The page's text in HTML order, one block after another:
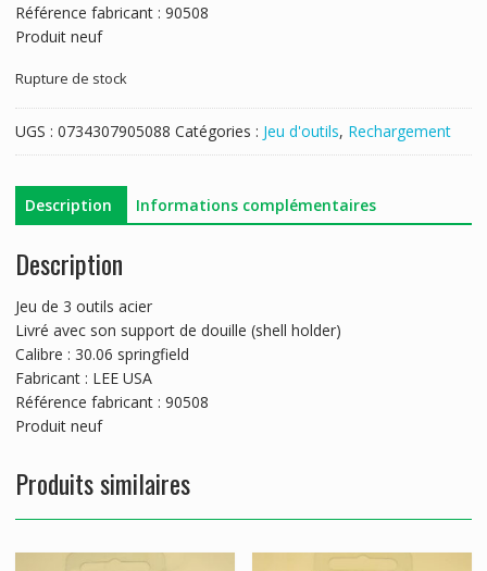
Référence fabricant : 90508
Produit neuf
Rupture de stock
UGS : 0734307905088 Catégories : Jeu d'outils, Rechargement
Description Informations complémentaires
Description
Jeu de 3 outils acier
Livré avec son support de douille (shell holder)
Calibre : 30.06 springfield
Fabricant : LEE USA
Référence fabricant : 90508
Produit neuf
Produits similaires